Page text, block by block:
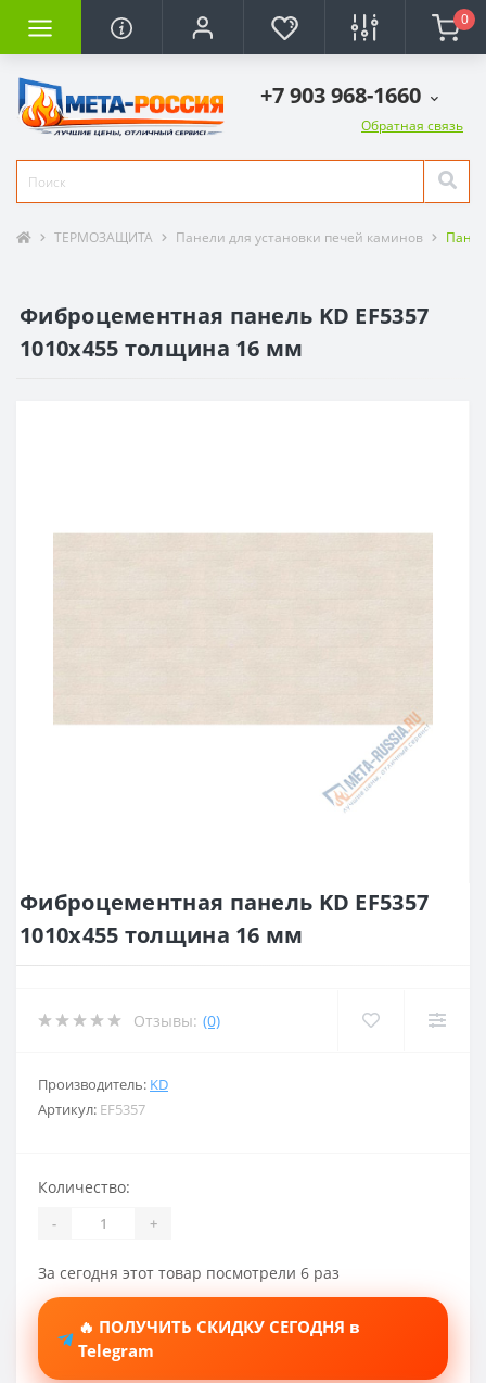
0
+7 903 968-1660
Обратная связь
ТЕРМОЗАЩИТА Панели для установки печей каминов
Фиброцементная панель KD EF5357
1010х455 толщина 16 мм
Фиброцементная панель KD EF5357
1010х455 толщина 16 мм
Отзывы: (0)
Производитель: KD
Артикул: EF5357
Количество:
- +
За сегодня этот товар посмотрели 6 раз
🔥 ПОЛУЧИТЬ СКИДКУ СЕГОДНЯ в
Telegram